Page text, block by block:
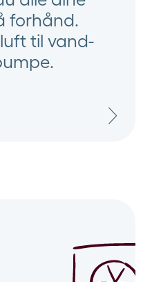
forhånd.
til vand-